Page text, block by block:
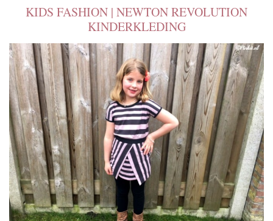
KIDS FASHION | NEWTON REVOLUTION
KINDERKLEDING